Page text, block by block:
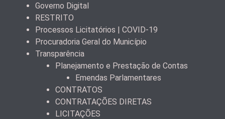
Governo Digital
RESTRITO
Processos Licitatórios | COVID-19
Procuradoria Geral do Município
Transparência
Planejamento e Prestação de Contas
Emendas Parlamentares
CONTRATOS
CONTRATAÇÕES DIRETAS
LICITAÇÕES